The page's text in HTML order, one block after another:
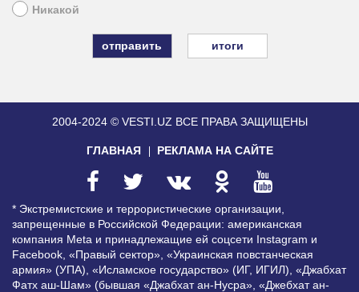
Никакой
итоги
2004-2024 © VESTI.UZ ВСЕ ПРАВА ЗАЩИЩЕНЫ
ГЛАВНАЯ РЕКЛАМА НА САЙТЕ
* Экстремистские и террористические организации,
запрещенные в Российской Федерации: американская
компания Meta и принадлежащие ей соцсети Instagram и
Facebook, «Правый сектор», «Украинская повстанческая
армия» (УПА), «Исламское государство» (ИГ, ИГИЛ), «Джабхат
Фатх аш-Шам» (бывшая «Джабхат ан-Нусра», «Джебхат ан-